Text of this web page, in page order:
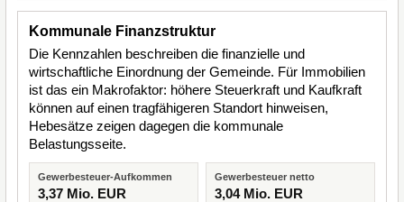
Kommunale Finanzstruktur
Die Kennzahlen beschreiben die finanzielle und
wirtschaftliche Einordnung der Gemeinde. Für Immobilien
ist das ein Makrofaktor: höhere Steuerkraft und Kaufkraft
können auf einen tragfähigeren Standort hinweisen,
Hebesätze zeigen dagegen die kommunale
Belastungsseite.
Gewerbesteuer-Aufkommen
3,37 Mio. EUR
Gewerbesteuer netto
3,04 Mio. EUR